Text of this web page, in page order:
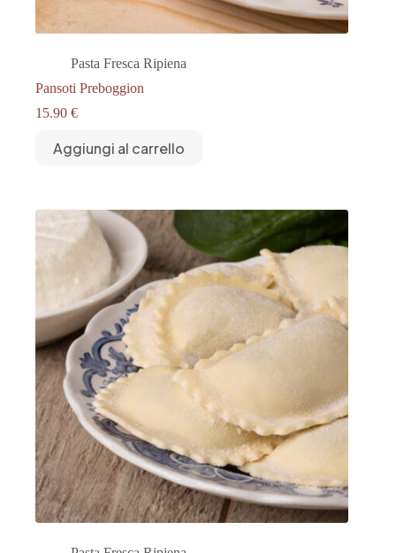
Pasta Fresca Ripiena
Pansoti Preboggion
15.90 €
Aggiungi al carrello